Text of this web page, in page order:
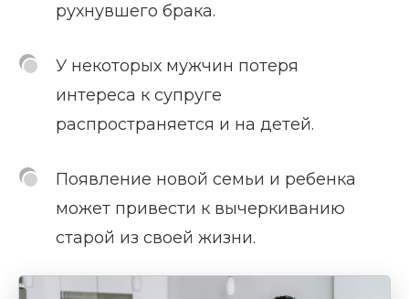
рухнувшего брака.
У некоторых мужчин потеря
интереса к супруге
распространяется и на детей.
Появление новой семьи и ребенка
может привести к вычеркиванию
старой из своей жизни.